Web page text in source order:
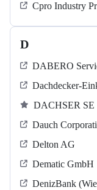
Cpro Industry
D
DABERO
Dachdecker-
DACHSER SE
Dauch
Delton AG
Dematic GmbH
DenizBank